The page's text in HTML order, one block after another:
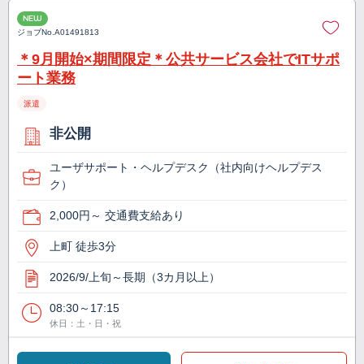
NEW
ジョブNo.A01491813
＊9月開始×期間限定＊公共サービス会社でITサポ
ート業務
派遣
非公開
ユーザサポート・ヘルプデスク（社内向けヘルプデス
ク）
2,000円～ 交通費支給あり
上町 徒歩3分
2026/9/上旬～長期（3カ月以上）
08:30～17:15
休日：土・日・祝